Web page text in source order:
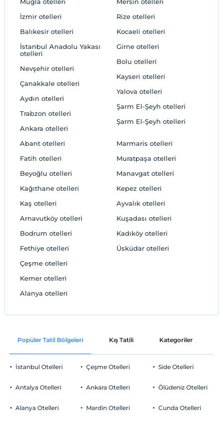
Muğla otelleri
İzmir otelleri
Balıkesir otelleri
İstanbul Anadolu Yakası
otelleri
Nevşehir otelleri
Çanakkale otelleri
Aydın otelleri
Trabzon otelleri
Ankara otelleri
Mersin otelleri
Rize otelleri
Kocaeli otelleri
Girne otelleri
Bolu otelleri
Kayseri otelleri
Yalova otelleri
Şarm El-Şeyh otelleri
Şarm El-Şeyh otelleri
Abant otelleri
Fatih otelleri
Beyoğlu otelleri
Kağıthane otelleri
Kaş otelleri
Arnavutköy otelleri
Bodrum otelleri
Fethiye otelleri
Çeşme otelleri
Kemer otelleri
Alanya otelleri
Marmaris otelleri
Muratpaşa otelleri
Manavgat otelleri
Kepez otelleri
Ayvalık otelleri
Kuşadası otelleri
Kadıköy otelleri
Üsküdar otelleri
Popüler Tatil Bölgeleri Kış Tatili Kategoriler
İstanbul Otelleri
Antalya Otelleri
Alanya Otelleri
Çeşme Otelleri
Ankara Otelleri
Mardin Otelleri
Side Otelleri
Ölüdeniz Otelleri
Cunda Otelleri